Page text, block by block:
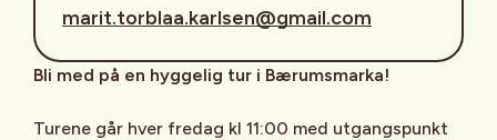
marit.torblaa.karlsen@gmail.com
Bli med på en hyggelig tur i Bærumsmarka!
Turene går hver fredag kl 11:00 med utgangspunkt